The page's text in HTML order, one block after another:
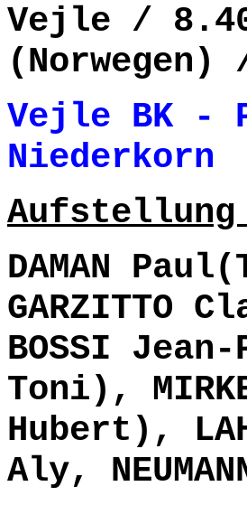
Vejle /
(Norwegen)
Vejle BK -
DAMAN
GARZITTO
BOSSI
Toni),
Hubert),
Aly,